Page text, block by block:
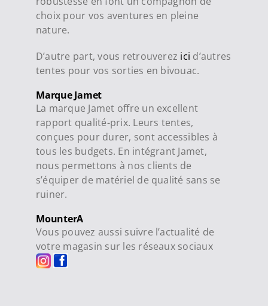
choix pour vos aventures en pleine
nature.
D’autre part, vous retrouverez ici d’autres
tentes pour vos sorties en bivouac.
Marque Jamet
La marque Jamet offre un excellent
rapport qualité-prix. Leurs tentes,
conçues pour durer, sont accessibles à
tous les budgets. En intégrant Jamet,
nous permettons à nos clients de
s’équiper de matériel de qualité sans se
ruiner.
MounterA
Vous pouvez aussi suivre l’actualité de
votre magasin sur les réseaux sociaux